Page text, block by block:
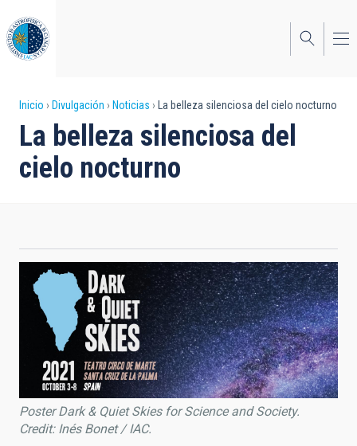
al
contenido
principal
Sobrescribir
enlaces
de
la
navegación
Inicio Divulgación Noticias La belleza silenciosa del cielo nocturno
La belleza silenciosa del
cielo nocturno
Poster Dark & Quiet Skies for Science and Society.
Credit: Inés Bonet / IAC.